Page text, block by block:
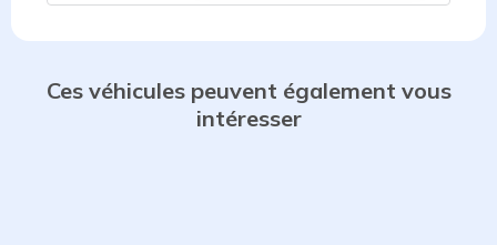
Ces véhicules peuvent également vous
intéresser